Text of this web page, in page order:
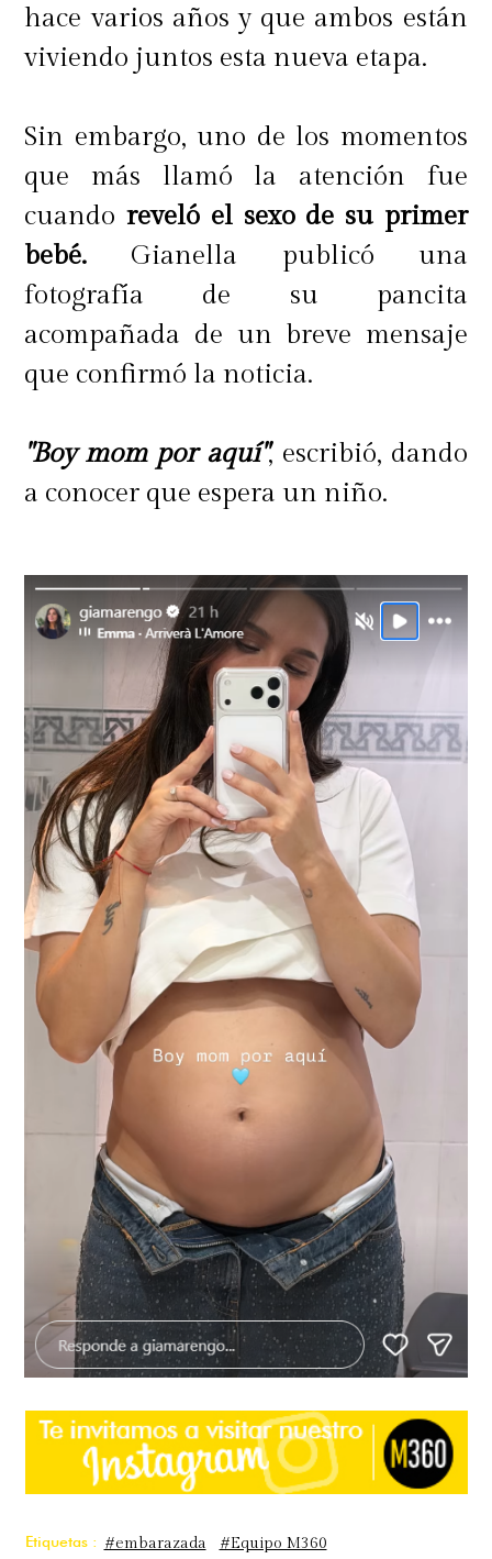
hace varios años y que ambos están
viviendo juntos esta nueva etapa.
Sin embargo, uno de los momentos
que más llamó la atención fue
cuandoreveló el sexo de su primer
bebé. Gianella publicó una
fotografía de su pancita
acompañada de un breve mensaje
que confirmó la noticia.
"Boy mom por aquí", escribió, dando
a conocer que espera un niño.
Etiquetas : #embarazada #Equipo M360